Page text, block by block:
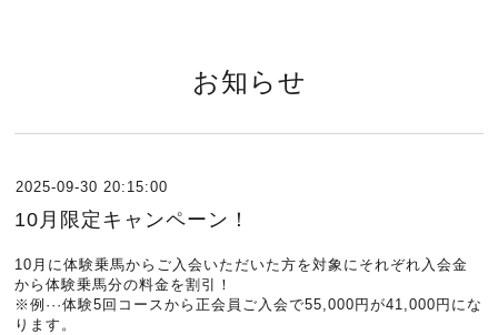
お知らせ
2025-09-30 20:15:00
10月限定キャンペーン！
10月に体験乗馬からご入会いただいた方を対象にそれぞれ入会金
から体験乗馬分の料金を割引！
※例···体験5回コースから正会員ご入会で55,000円が41,000円にな
ります。